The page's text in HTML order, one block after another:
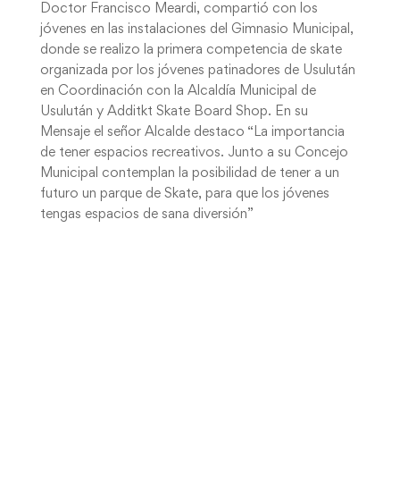
Doctor Francisco Meardi, compartió con los
jóvenes en las instalaciones del Gimnasio Municipal,
donde se realizo la primera competencia de skate
organizada por los jóvenes patinadores de Usulután
en Coordinación con la Alcaldía Municipal de
Usulután y Additkt Skate Board Shop. En su
Mensaje el señor Alcalde destaco “La importancia
de tener espacios recreativos. Junto a su Concejo
Municipal contemplan la posibilidad de tener a un
futuro un parque de Skate, para que los jóvenes
tengas espacios de sana diversión”